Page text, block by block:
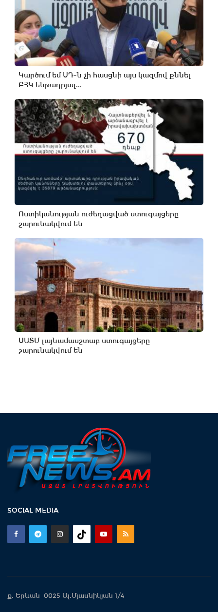
Կարծում եմ ՍԴ-ն չի հասցնի այս կազմով քննել
ԲՀԿ ենթադրյալ...
Ոստիկանության ուժեղացված ստուգայցերը
շարունակվում են
ՍԱՏՄ լայնամասշտաբ ստուգայցերը
շարունակվում են
SOCIAL MEDIA
ք. Երևան 0025 Ալ.Մյասնիկյան 1/4